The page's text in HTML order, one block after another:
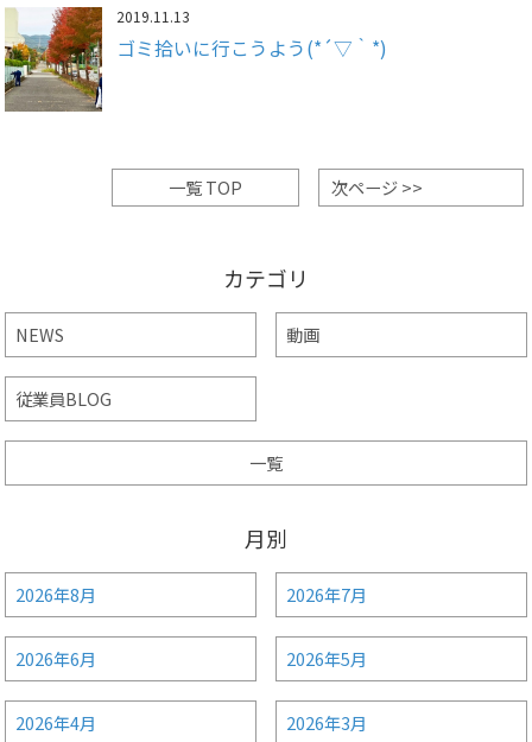
2019.11.13
ゴミ拾いに行こうよう(*´▽｀*)
一覧 TOP 次ページ >>
カテゴリ
NEWS 動画
従業員BLOG
一覧
月別
2026年8月 2026年7月
2026年6月 2026年5月
2026年4月 2026年3月